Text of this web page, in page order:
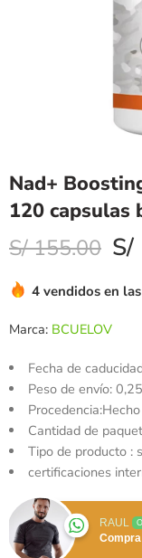
Nad+
120 capsulas
S/155.00 S/
4 vendidos en
Marca: BCUELOV
Fecha de
Peso de envío:
Cantidad de
Tipo de producto :
certificaciones
RAUL